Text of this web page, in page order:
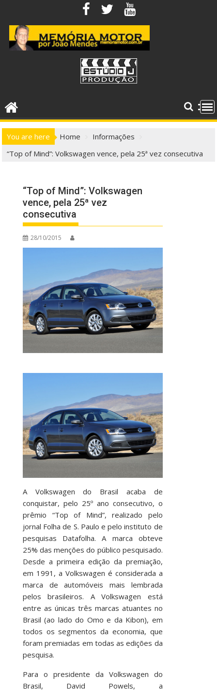
content
You are here Home
Informações
“Top of Mind”: Volkswagen vence, pela 25ª vez consecutiva
“Top of Mind”: Volkswagen
vence, pela 25ª vez
consecutiva
28/10/2015
A Volkswagen do Brasil acaba de
conquistar, pelo 25º ano consecutivo, o
prêmio “Top of Mind”, realizado pelo
jornal Folha de S. Paulo e pelo instituto de
pesquisas Datafolha. A marca obteve
25% das menções do público pesquisado.
Desde a primeira edição da premiação,
em 1991, a Volkswagen é considerada a
marca de automóveis mais lembrada
pelos brasileiros. A Volkswagen está
entre as únicas três marcas atuantes no
Brasil (ao lado do Omo e da Kibon), em
todos os segmentos da economia, que
foram premiadas em todas as edições da
pesquisa.
Para o presidente da Volkswagen do
Brasil, David Powels, a